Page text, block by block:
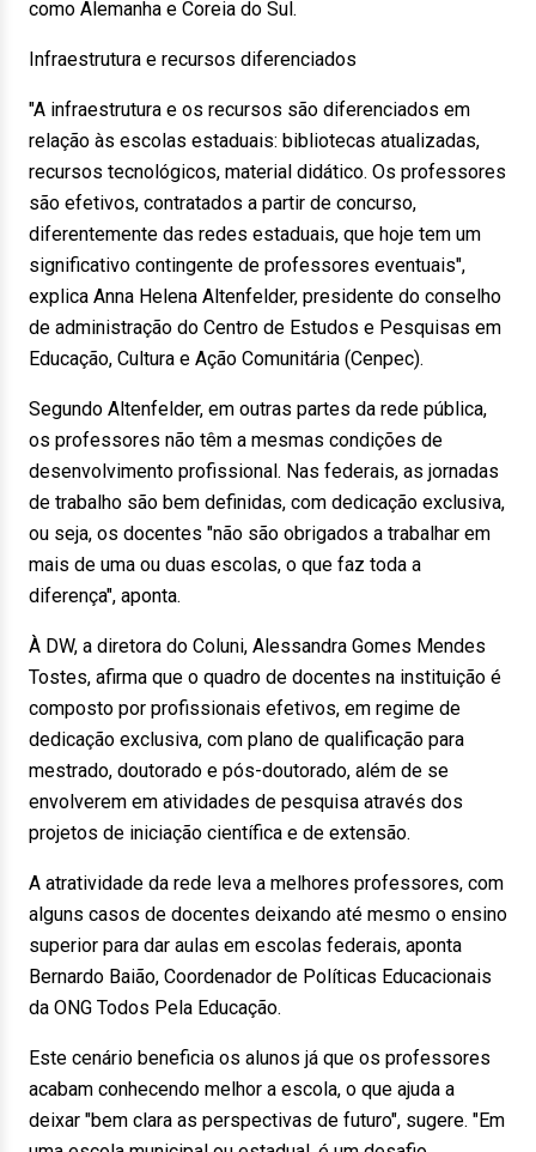
como Alemanha e Coreia do Sul.
Infraestrutura e recursos diferenciados
"A infraestrutura e os recursos são diferenciados em
relação às escolas estaduais: bibliotecas atualizadas,
recursos tecnológicos, material didático. Os professores
são efetivos, contratados a partir de concurso,
diferentemente das redes estaduais, que hoje tem um
significativo contingente de professores eventuais",
explica Anna Helena Altenfelder, presidente do conselho
de administração do Centro de Estudos e Pesquisas em
Educação, Cultura e Ação Comunitária (Cenpec).
Segundo Altenfelder, em outras partes da rede pública,
os professores não têm a mesmas condições de
desenvolvimento profissional. Nas federais, as jornadas
de trabalho são bem definidas, com dedicação exclusiva,
ou seja, os docentes "não são obrigados a trabalhar em
mais de uma ou duas escolas, o que faz toda a
diferença", aponta.
À DW, a diretora do Coluni, Alessandra Gomes Mendes
Tostes, afirma que o quadro de docentes na instituição é
composto por profissionais efetivos, em regime de
dedicação exclusiva, com plano de qualificação para
mestrado, doutorado e pós-doutorado, além de se
envolverem em atividades de pesquisa através dos
projetos de iniciação científica e de extensão.
A atratividade da rede leva a melhores professores, com
alguns casos de docentes deixando até mesmo o ensino
superior para dar aulas em escolas federais, aponta
Bernardo Baião, Coordenador de Políticas Educacionais
da ONG Todos Pela Educação.
Este cenário beneficia os alunos já que os professores
acabam conhecendo melhor a escola, o que ajuda a
deixar "bem clara as perspectivas de futuro", sugere. "Em